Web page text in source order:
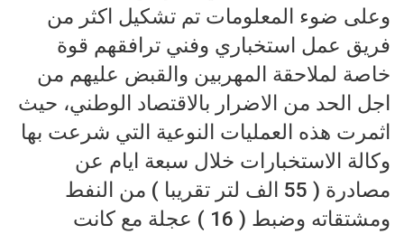
وعلى ضوء المعلومات تم تشكيل اكثر من
فريق عمل استخباري وفني ترافقهم قوة
خاصة لملاحقة المهربين والقبض عليهم من
اجل الحد من الاضرار بالاقتصاد الوطني، حيث
اثمرت هذه العمليات النوعية التي شرعت بها
وكالة الاستخبارات خلال سبعة ايام عن
مصادرة ( 55 الف لتر تقريبا ) من النفط
ومشتقاته وضبط ( 16 ) عجلة مع كانت